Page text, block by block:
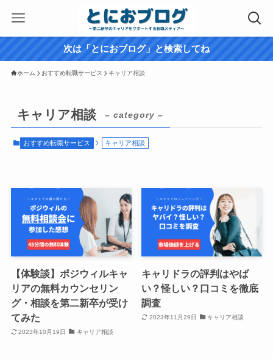
次は「とにおブログ」と検索してね
ホーム おすすめ転職サービス キャリア相談
キャリア相談 – category –
おすすめ転職サービス キャリア相談
【体験談】ポジウィルキャ
リアの無料カウンセリン
グ・相談を第二新卒が受け
てみた
2023年10月19日 キャリア相談
キャリドラの評判はやば
い？怪しい？口コミを徹底
調査
2023年11月29日 キャリア相談